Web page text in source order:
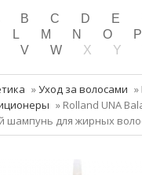
B C D E
L M N O P
V W X Y
»Уход за волосами »
» Rolland UNA
шампунь для жирных